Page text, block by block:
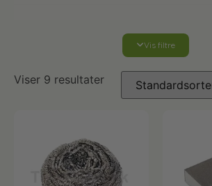
Børster og toiletbørster m.m.
Vis filtre
Viser 9 resultater